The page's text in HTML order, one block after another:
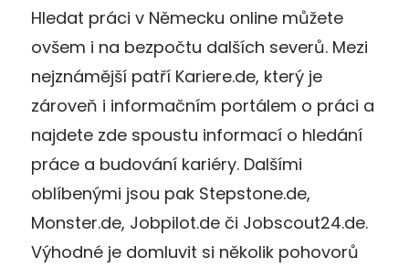
Hledat práci v Německu online můžete
ovšem i na bezpočtu dalších severů. Mezi
nejznámější patří Kariere.de, který je
zároveň i informačním portálem o práci a
najdete zde spoustu informací o hledání
práce a budování kariéry. Dalšími
oblíbenými jsou pak Stepstone.de,
Monster.de, Jobpilot.de či Jobscout24.de.
Výhodné je domluvit si několik pohovorů